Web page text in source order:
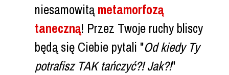
niesamowitą metamorfozą
taneczną! Przez Twoje ruchy bliscy
będą się Ciebie pytali "Od kiedy Ty
potrafisz TAK tańczyć?! Jak?!"